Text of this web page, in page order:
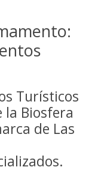
Turísticos
la Biosfera
de Las